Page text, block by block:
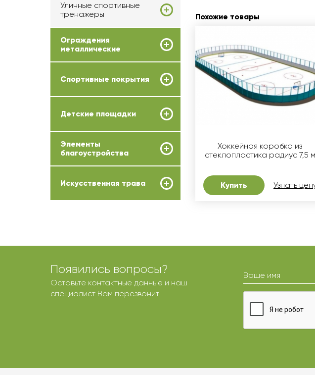
Уличные спортивные
тренажеры
Ограждения
металлические
Спортивные покрытия
Детские площадки
Элементы
благоустройства
Искусственная трава
Похожие товары
Хоккейная коробка из
стеклопластика радиус 7,5 м
Купить Узнать
Появились вопросы?
Оставьте контактные данные и наш
специалист Вам перезвонит
Ваше имя